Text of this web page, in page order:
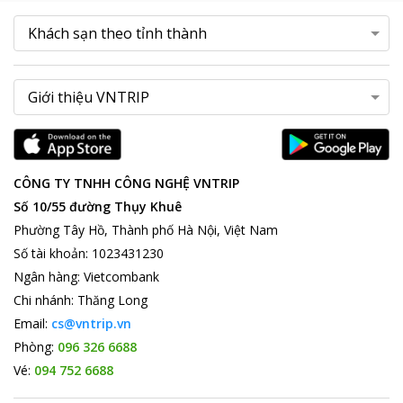
xem là lựa chọn phù hợp cho rất nhiều du khách khi đến bãi biển
Nha Trang. Bạn hoàn toàn có thể tin tưởng vào các dịch vụ do
khách sạn cung cấp.
CÔNG TY TNHH CÔNG NGHỆ VNTRIP
Số 10/55 đường Thụy Khuê
Phường Tây Hồ, Thành phố Hà Nội, Việt Nam
Số tài khoản: 1023431230
Ngân hàng: Vietcombank
Chi nhánh: Thăng Long
Email: cs@vntrip.vn
Phòng: 096 326 6688
Vé: 094 752 6688